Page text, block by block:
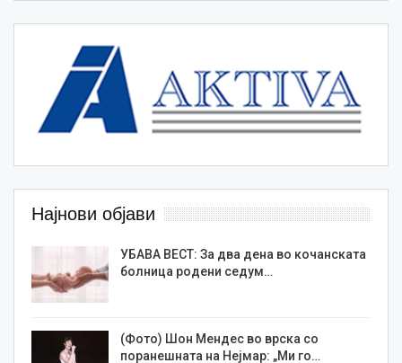
Најнови објави
УБАВА ВЕСТ: За два дена во кочанската
болница родени седум…
(Фото) Шон Мендес во врска со
поранешната на Нејмар: „Ми го…